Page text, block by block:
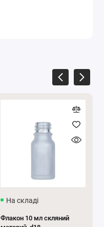
На складі
Флакон 10 мл скляний